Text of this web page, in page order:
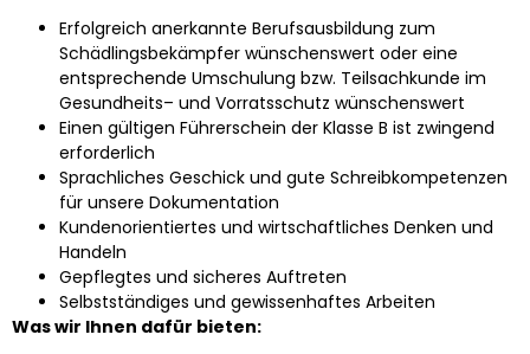
Erfolgreich anerkannte Berufsausbildung zum
Schädlingsbekämpfer wünschenswert oder eine
entsprechende Umschulung bzw. Teilsachkunde im
Gesundheits– und Vorratsschutz wünschenswert
Einen gültigen Führerschein der Klasse B ist zwingend
erforderlich
Sprachliches Geschick und gute Schreibkompetenzen
für unsere Dokumentation
Kundenorientiertes und wirtschaftliches Denken und
Handeln
Gepflegtes und sicheres Auftreten
Selbstständiges und gewissenhaftes Arbeiten
Was wir Ihnen dafür bieten: